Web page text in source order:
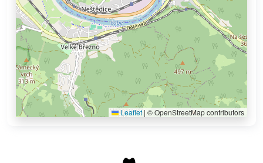
Leaflet | © OpenStreetMap contributors